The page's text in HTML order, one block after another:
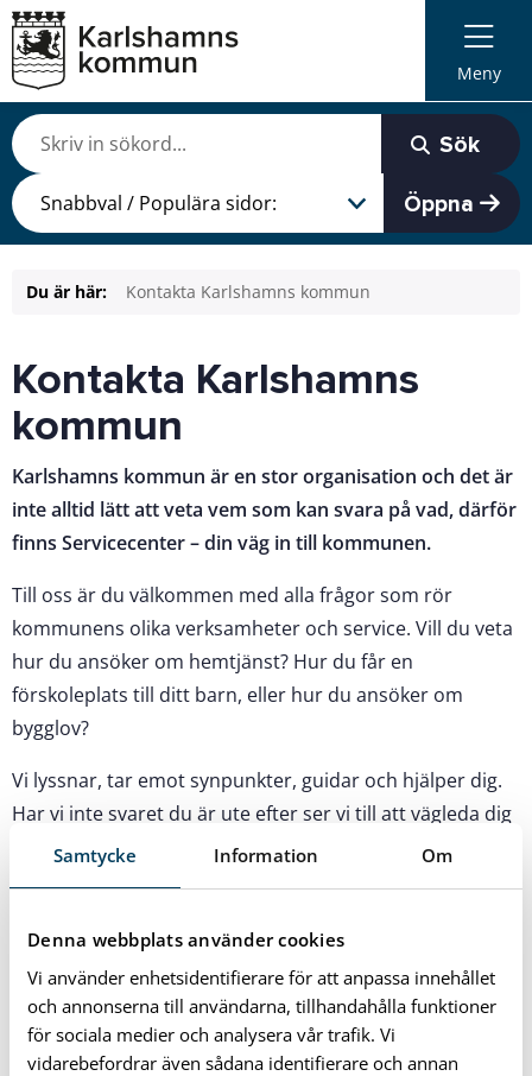
Samtycke Information Om
Denna webbplats använder cookies
Vi använder enhetsidentifierare för att anpassa innehållet
och annonserna till användarna, tillhandahålla funktioner
för sociala medier och analysera vår trafik. Vi
vidarebefordrar även sådana identifierare och annan
Meny
Sök
Öppna
Du är här: Kontakta Karlshamns kommun
Kontakta Karlshamns
kommun
Karlshamns kommun är en stor organisation och det är
inte alltid lätt att veta vem som kan svara på vad, därför
finns Servicecenter – din väg in till kommunen.
Till oss är du välkommen med alla frågor som rör
kommunens olika verksamheter och service. Vill du veta
hur du ansöker om hemtjänst? Hur du får en
förskoleplats till ditt barn, eller hur du ansöker om
bygglov?
Vi lyssnar, tar emot synpunkter, guidar och hjälper dig.
Har vi inte svaret du är ute efter ser vi till att vägleda dig
vidare tills du finner dina svar. Servicecenter ökar
oss!
Kontakta Servicecenter